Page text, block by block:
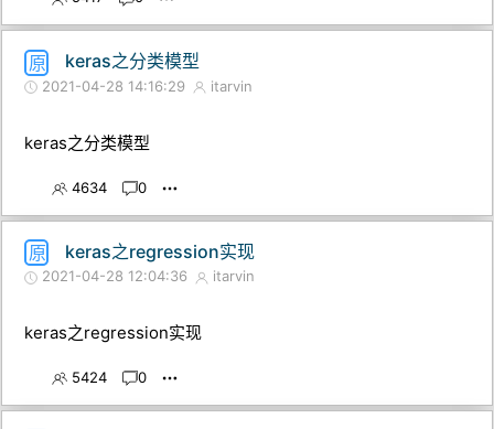
原 keras之分类模型
2021-04-28 14:16:29 itarvin
keras之分类模型
4634 0
原 keras之regression实现
2021-04-28 12:04:36 itarvin
keras之regression实现
5424 0